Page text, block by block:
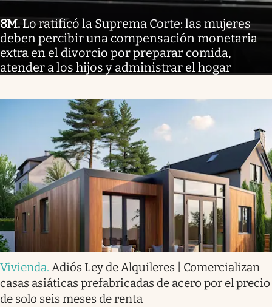
8M. Lo ratificó la Suprema Corte: las mujeres
deben percibir una compensación monetaria
extra en el divorcio por preparar comida,
atender a los hijos y administrar el hogar
Vivienda. Adiós Ley de Alquileres | Comercializan
casas asiáticas prefabricadas de acero por el precio
de solo seis meses de renta